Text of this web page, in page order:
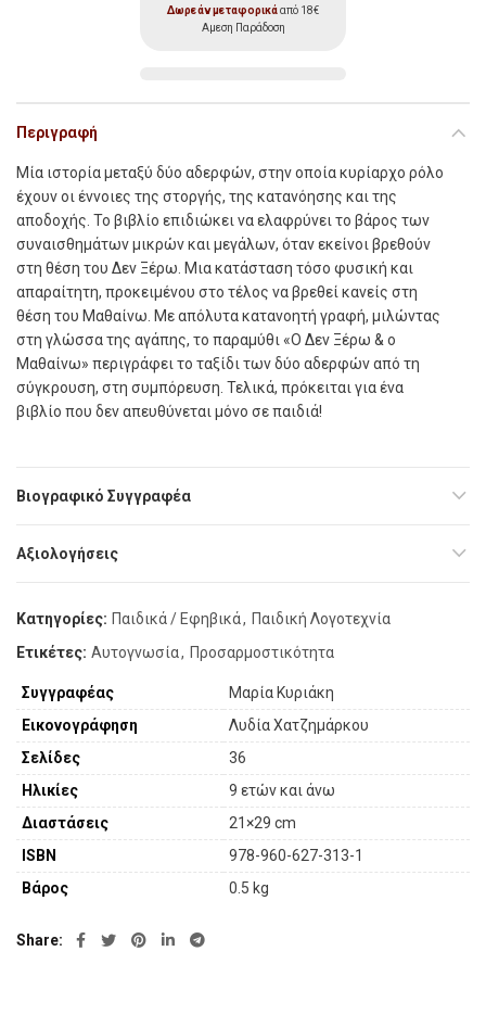
Δωρεάν μεταφορικάαπό 18€
Αμεση Παράδοση
Περιγραφή
Μία ιστορία µεταξύ δύο αδερφών, στην οποία κυρίαρχο ρόλο
έχουν οι έννοιες της στοργής, της κατανόησης και της
αποδοχής. Το βιβλίο επιδιώκει να ελαφρύνει το βάρος των
συναισθηµάτων µικρών και µεγάλων, όταν εκείνοι βρεθούν
στη θέση του Δεν Ξέρω . Μια κατάσταση τόσο φυσική και
απαραίτητη, προκειµένου στο τέλος να βρεθεί κανείς στη
θέση του Μαθαίνω . Με απόλυτα κατανοητή γραφή, µιλώντας
στη γλώσσα της αγάπης, το παραµύθι «Ο Δεν Ξέρω & ο
Μαθαίνω» περιγράφει το ταξίδι των δύο αδερφών από τη
σύγκρουση, στη συµπόρευση. Τελικά, πρόκειται για ένα
βιβλίο που δεν απευθύνεται µόνο σε παιδιά!
Βιογραφικό Συγγραφέα
Αξιολογήσεις
Κατηγορίες: Παιδικά / Εφηβικά, Παιδική Λογοτεχνία
Ετικέτες: Αυτογνωσία, Προσαρμοστικότητα
Συγγραφέας
Μαρία Κυριάκη
Εικονογράφηση
Λυδία Χατζημάρκου
Σελίδες
36
Ηλικίες
9 ετών και άνω
Διαστάσεις
21×29 cm
ISBN
978-960-627-313-1
Βάρος
0.5 kg
Share